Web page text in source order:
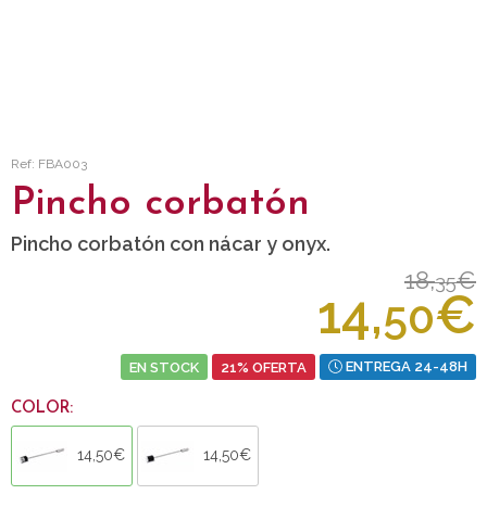
Ref: FBA003
Pincho corbatón
Pincho corbatón con nácar y onyx.
18,35€
14,50€
EN STOCK 21% OFERTA ENTREGA 24-48H
COLOR:
14,50€ 14,50€